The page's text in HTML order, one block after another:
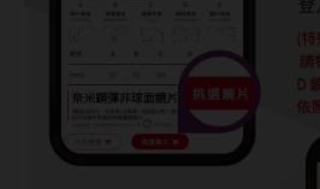
T-Garden CRUUM
T-Garden FLANMY
T-Garden Loveil